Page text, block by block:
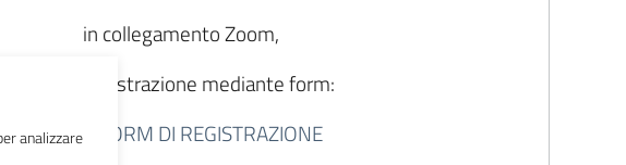
in collegamento Zoom,
previa registrazione mediante form:
VAI AL FORM DI REGISTRAZIONE
analizzare